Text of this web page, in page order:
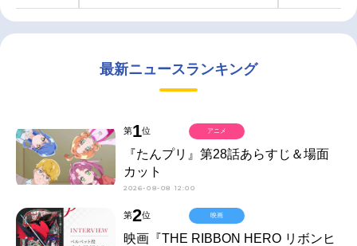
最新ニュースランキング
第1位
『たんプリ』第28話あらすじ＆場面
カット
2026-08-08 12:00
アニメ
第2位
映画『THE RIBBON HERO リボンヒ
映画